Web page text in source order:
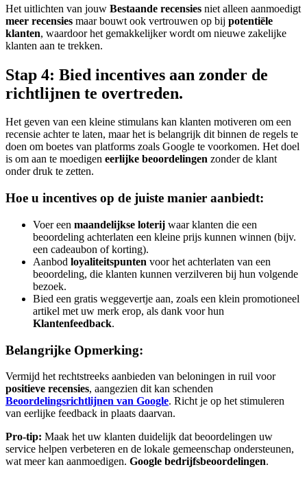
Het uitlichten van jouw Bestaande recensies niet alleen aanmoedigt
meer recensies maar bouwt ook vertrouwen op bij potentiële
klanten, waardoor het gemakkelijker wordt om nieuwe zakelijke
klanten aan te trekken.
Stap 4: Bied incentives aan zonder de
richtlijnen te overtreden.
Het geven van een kleine stimulans kan klanten motiveren om een
recensie achter te laten, maar het is belangrijk dit binnen de regels te
doen om boetes van platforms zoals Google te voorkomen. Het doel
is om aan te moedigen eerlijke beoordelingen zonder de klant
onder druk te zetten.
Hoe u incentives op de juiste manier aanbiedt:
Voer een maandelijkse loterij waar klanten die een
beoordeling achterlaten een kleine prijs kunnen winnen (bijv.
een cadeaubon of korting).
Aanbod loyaliteitspunten voor het achterlaten van een
beoordeling, die klanten kunnen verzilveren bij hun volgende
bezoek.
Bied een gratis weggevertje aan, zoals een klein promotioneel
artikel met uw merk erop, als dank voor hun
Klantenfeedback.
Belangrijke Opmerking:
Vermijd het rechtstreeks aanbieden van beloningen in ruil voor
positieve recensies, aangezien dit kan schenden
Beoordelingsrichtlijnen van Google. Richt je op het stimuleren
van eerlijke feedback in plaats daarvan.
Pro-tip: Maak het uw klanten duidelijk dat beoordelingen uw
service helpen verbeteren en de lokale gemeenschap ondersteunen,
wat meer kan aanmoedigen. Google bedrijfsbeoordelingen.